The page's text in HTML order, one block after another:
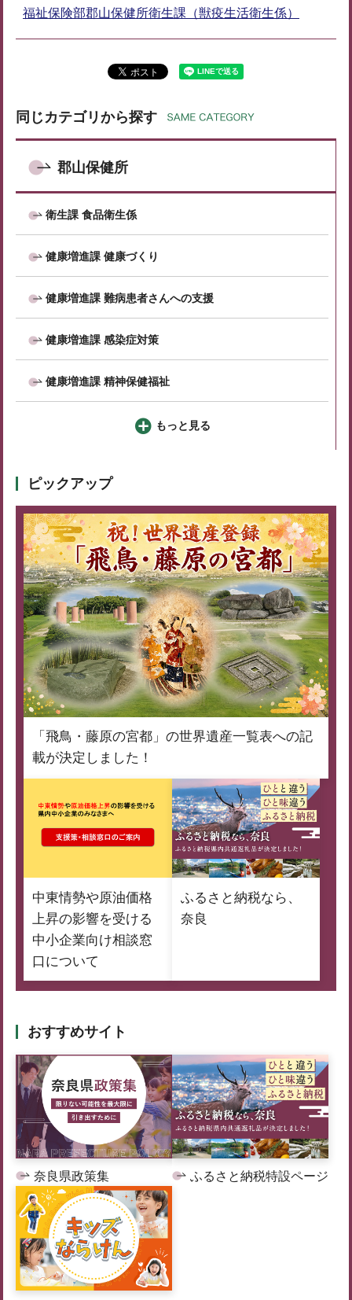
福祉保険部郡山保健所衛生課（獣疫生活衛生係）
同じカテゴリから探す
郡山保健所
衛生課 食品衛生係
健康増進課 健康づくり
健康増進課 難病患者さんへの支援
健康増進課 感染症対策
健康増進課 精神保健福祉
もっと見る
ピックアップ
「飛鳥・藤原の宮都」の世界遺産一覧表への記
載が決定しました！
中東情勢や原油価格
上昇の影響を受ける
中小企業向け相談窓
口について
ふるさと納税なら、
奈良
おすすめサイト
奈良県政策集 ふるさと納税特設ページ